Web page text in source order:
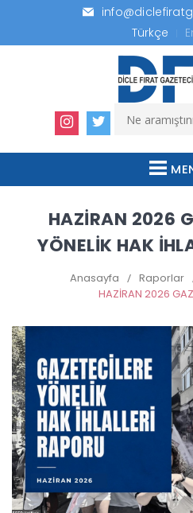
Türkçe
HAZİRAN 2026
YÖNELİK HAK
Anasayfa / Raporlar